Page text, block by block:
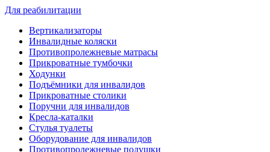
Для реабилитации
Вертикализаторы
Инвалидные коляски
Противопролежневые матрасы
Прикроватные тумбочки
Ходунки
Подъёмники для инвалидов
Прикроватные столики
Поручни для инвалидов
Кресла-каталки
Стулья туалеты
Оборудование для инвалидов
Противопролежневые подушки